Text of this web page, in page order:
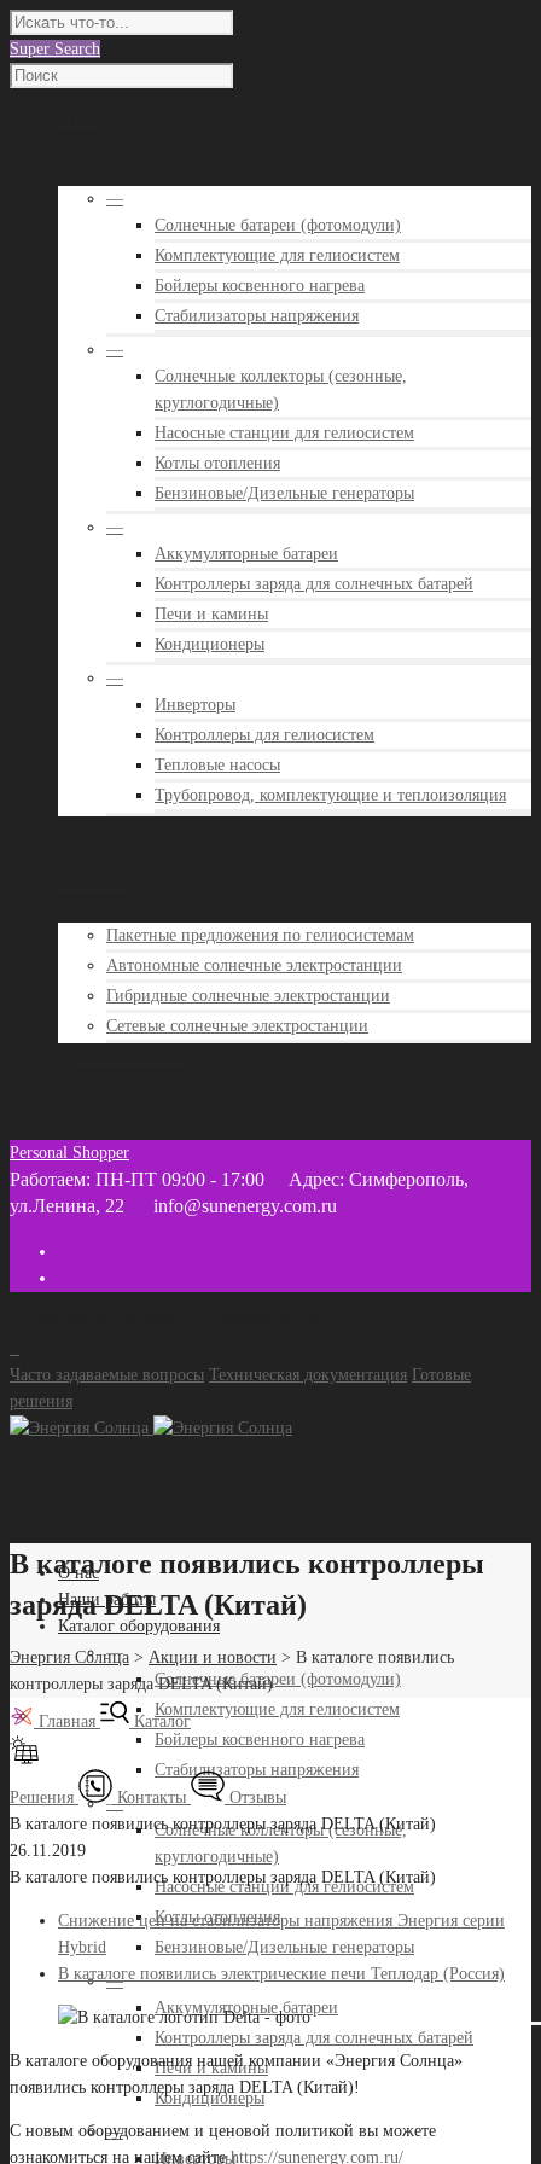
Super Search
—
Солнечные батареи (фотомодули)
Комплектующие для гелиосистем
Бойлеры косвенного нагрева
Стабилизаторы напряжения
—
Солнечные коллекторы (сезонные,
круглогодичные)
Насосные станции для гелиосистем
Котлы отопления
Бензиновые/Дизельные генераторы
—
Аккумуляторные батареи
Контроллеры заряда для солнечных батарей
Печи и камины
Кондиционеры
—
Инверторы
Контроллеры для гелиосистем
Тепловые насосы
Трубопровод, комплектующие и теплоизоляция
Пакетные предложения по гелиосистемам
Автономные солнечные электростанции
Гибридные солнечные электростанции
Сетевые солнечные электростанции
Personal Shopper
Работаем: ПН-ПТ 09:00 - 17:00
Адрес: Симферополь,
ул.Ленина, 22
info@sunenergy.com.ru
Часто задаваемые вопросы Техническая документация Готовые
решения
О нас
Наши работы
Каталог оборудования
—
Солнечные батареи (фотомодули)
Комплектующие для гелиосистем
Бойлеры косвенного нагрева
Стабилизаторы напряжения
—
Солнечные коллекторы (сезонные,
круглогодичные)
Насосные станции для гелиосистем
Котлы отопления
Бензиновые/Дизельные генераторы
—
Аккумуляторные батареи
Контроллеры заряда для солнечных батарей
Печи и камины
Кондиционеры
—
Инверторы
В каталоге появились контроллеры
заряда DELTA (Китай)
Энергия Солнца > Акции и новости > В каталоге появились
контроллеры заряда DELTA (Китай)
Главная Каталог
Решения Контакты
Отзывы
В каталоге появились контроллеры заряда DELTA (Китай)
26.11.2019
В каталоге появились контроллеры заряда DELTA (Китай)
Снижение цен на стабилизаторы напряжения Энергия серии
Hybrid
В каталоге появились электрические печи Теплодар (Россия)
В каталоге оборудования нашей компании «Энергия Солнца»
появились контроллеры заряда DELTA (Китай)!
С новым оборудованием и ценовой политикой вы можете
ознакомиться на нашем сайтеhttps://sunenergy.com.ru/